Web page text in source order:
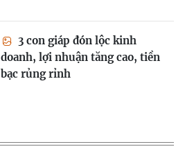
3 con giáp đón lộc kinh
doanh, lợi nhuận tăng cao, tiền
bạc rủng rỉnh